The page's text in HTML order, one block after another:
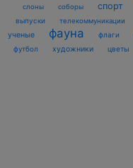
слоны соборы спорт
выпуски
телекоммуникации
ученые фауна флаги
футбол
художники цветы